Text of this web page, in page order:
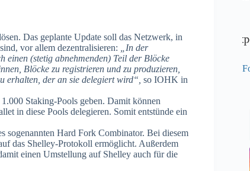
Das geplante Update soll das Netzwerk, in
vor allem dezentralisieren: „In der
(stetig abnehmenden) Teil der Blöcke
Blöcke zu registrieren und zu produzieren,
erhalten, der an sie delegiert wird“, so IOHK in
Staking-Pools geben. Damit können
in diese Pools delegieren. Somit entstünde ein
sogenannten Hard Fork Combinator. Bei diesem
das Shelley-Protokoll ermöglicht. Außerdem
einen Umstellung auf Shelley auch für die